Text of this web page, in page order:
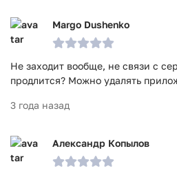
Margo Dushenko
Не заходит вообще, не связи с
продлится? Можно удалять
3 года назад
Александр Копылов